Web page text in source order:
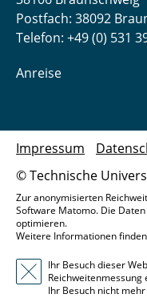
Postfach: 38092
Telefon: +49 (0) 531
Anreise
© Technische
Impressum
Zur anonymisierten
Software Matomo. Die
optimieren.
Weitere Informationen
Ihr Besuch dieser
Ihr Besuch nicht